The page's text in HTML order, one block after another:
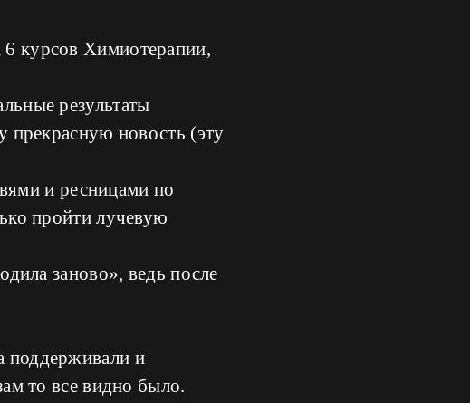
курсов Химиотерапии,
результаты
прекрасную новость (эту
и ресницами по
пройти лучевую
заново», ведь после
поддерживали и
то все видно было.